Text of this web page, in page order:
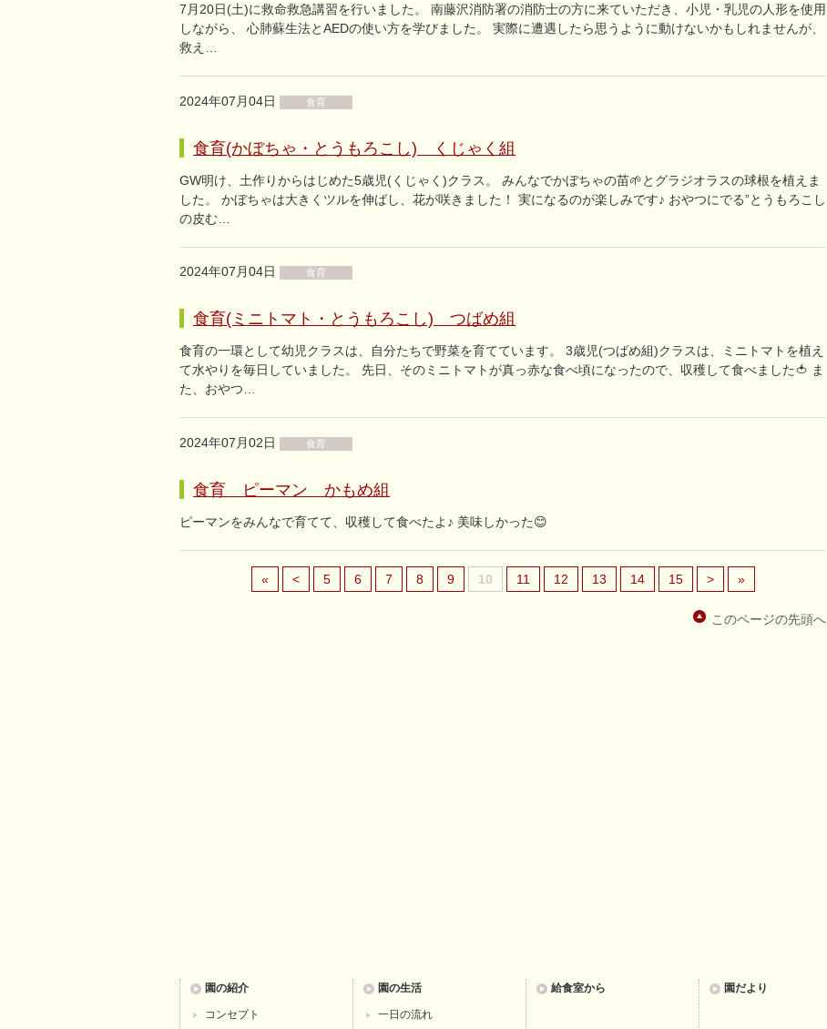
7月20日(土)に救命救急講習を行いました。 南藤沢消防署の消防士の方に来ていただき、小児・乳児の人形を使用
しながら、 心肺蘇生法とAEDの使い方を学びました。 実際に遭遇したら思うように動けないかもしれませんが、
救え…
2024年07月04日 食育
食育(かぼちゃ・とうもろこし) くじゃく組
GW明け、土作りからはじめた5歳児(くじゃく)クラス。 みんなでかぼちゃの苗🌱とグラジオラスの球根を植えま
した。 かぼちゃは大きくツルを伸ばし、花が咲きました！ 実になるのが楽しみです♪ おやつにでる”とうもろこし
の皮む…
2024年07月04日 食育
食育(ミニトマト・とうもろこし) つばめ組
食育の一環として幼児クラスは、自分たちで野菜を育てています。 3歳児(つばめ組)クラスは、ミニトマトを植え
て水やりを毎日していました。 先日、そのミニトマトが真っ赤な食べ頃になったので、収穫して食べました🍅 ま
た、おやつ…
2024年07月02日 食育
食育 ピーマン かもめ組
ピーマンをみんなで育てて、収穫して食べたよ♪ 美味しかった😊
« < 5 6 7 8 9 10 11 12 13 14 15 > »
このページの先頭へ
園の紹介
コンセプト
園の生活
一日の流れ
給食室から 園だより